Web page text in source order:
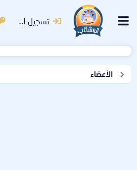
تسجيل الدخول
الأعضاء